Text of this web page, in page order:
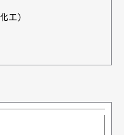
工）